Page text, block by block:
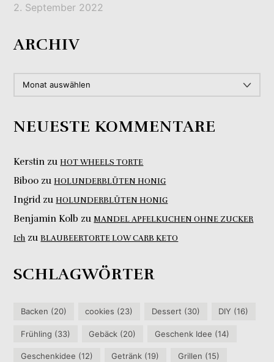
2. September 2022
ARCHIV
NEUESTE KOMMENTARE
Kerstin zuHOT WHEELS TORTE
Biboo zuHOLUNDERBLÜTEN HONIG
IngridzuHOLUNDERBLÜTEN HONIG
Benjamin Kolb zuMANDEL APFELKUCHEN OHNE ZUCKER
Ich zuBLAUBEERTORTE LOW CARB KETO
SCHLAGWÖRTER
Backen (20) cookies (23) Dessert (30) DIY (16)
Frühling (33) Gebäck (20) Geschenk Idee (14)
Geschenkidee (12) Getränk (19) Grillen (15)